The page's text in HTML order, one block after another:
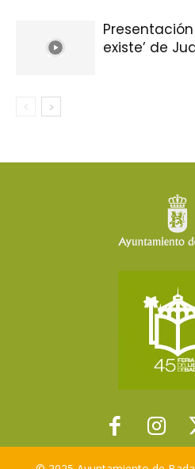
Presentación
existe’ de